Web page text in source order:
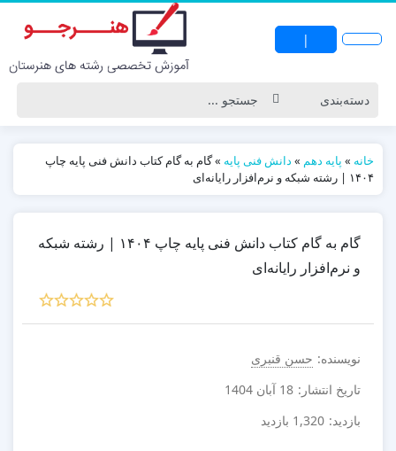
|
خانه » پایه دهم » دانش فنی پایه »گام به گام کتاب دانش فنی پایه چاپ
۱۴۰۴ | رشته شبکه و نرم‌افزار رایانه‌ای
گام به گام کتاب دانش فنی پایه چاپ ۱۴۰۴ | رشته شبکه
و نرم‌افزار رایانه‌ای
نویسنده: حسن قنبری
تاریخ انتشار: 18 آبان 1404
بازدید: 1,320 بازدید